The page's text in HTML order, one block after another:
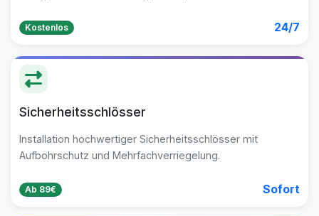
Kostenlos 24/7
Sicherheitsschlösser
Installation hochwertiger Sicherheitsschlösser mit
Aufbohrschutz und Mehrfachverriegelung.
Ab 89€ Sofort